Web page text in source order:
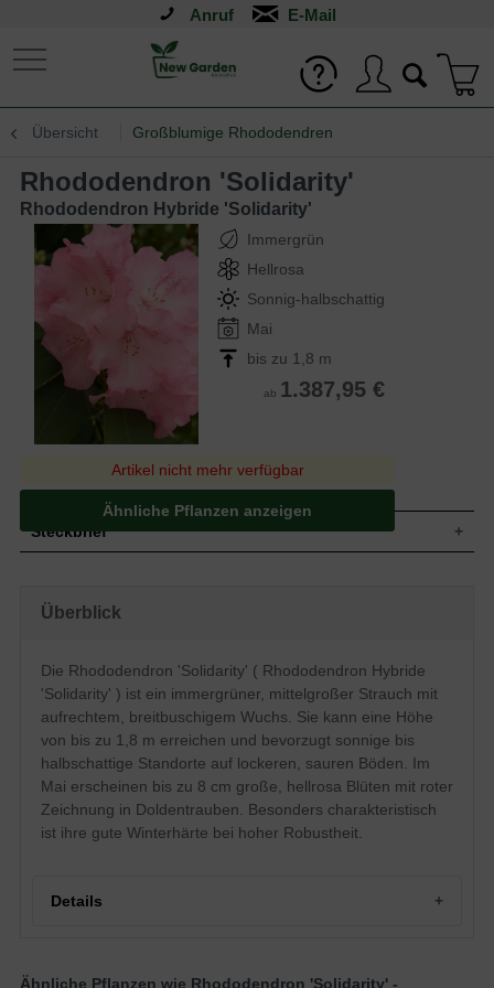
Anruf
Übersicht Großblumige Rhododendren
Rhododendron 'Solidarity'
Rhododendron Hybride 'Solidarity'
Immergrün
Hellrosa
Sonnig-halbschattig
Mai
bis zu 1,8 m
ab 1.387,95 €
Artikel nicht mehr verfügbar
Ähnliche Pflanzen anzeigen
Steckbrief
Blatt
Immergrün, elliptisch, am Ende
zugespitzt, leicht nach oben gewölbt,
ledrig, frischgrün glänzend, 8 bis 15 cm
lang
Frucht
Kapselfrucht
Blüte
Hellrosa Blüten, zur Mitte hin immer heller
werdend, rote Zeichnung, in
Doldentrauben angeordnet, bis zu 8 cm
groß
Blütezeit
Wurzeln
Überblick
Die Rhododendron 'Solidarity' ( Rhododendron Hybride
'Solidarity' ) ist ein immergrüner, mittelgroßer Strauch mit
aufrechtem, breitbuschigem Wuchs. Sie kann eine Höhe
von bis zu 1,8 m erreichen und bevorzugt sonnige bis
halbschattige Standorte auf lockeren, sauren Böden. Im
Mai erscheinen bis zu 8 cm große, hellrosa Blüten mit roter
Zeichnung in Doldentrauben. Besonders charakteristisch
ist ihre gute Winterhärte bei hoher Robustheit.
Details
Ähnliche Pflanzen wie Rhododendron 'Solidarity' -